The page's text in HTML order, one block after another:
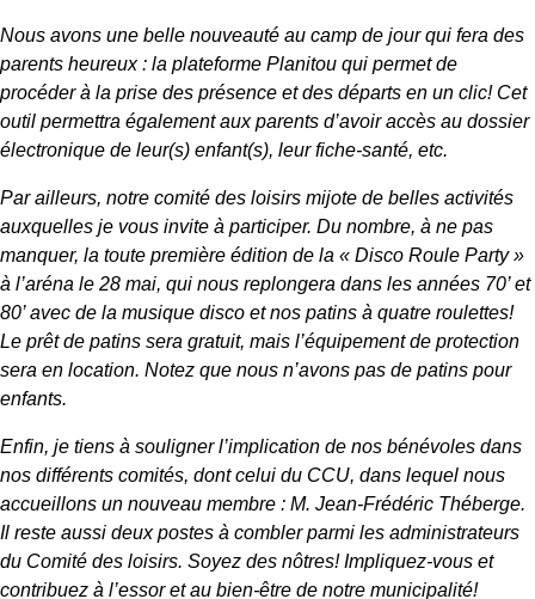
Nous avons une belle nouveauté au camp de jour qui fera des
parents heureux : la plateforme Planitou qui permet de
procéder à la prise des présence et des départs en un clic! Cet
outil permettra également aux parents d’avoir accès au dossier
électronique de leur(s) enfant(s), leur fiche-santé, etc.
Par ailleurs, notre comité des loisirs mijote de belles activités
auxquelles je vous invite à participer. Du nombre, à ne pas
manquer, la toute première édition de la « Disco Roule Party »
à l’aréna le 28 mai, qui nous replongera dans les années 70’ et
80’ avec de la musique disco et nos patins à quatre roulettes!
Le prêt de patins sera gratuit, mais l’équipement de protection
sera en location. Notez que nous n’avons pas de patins pour
enfants.
Enfin, je tiens à souligner l’implication de nos bénévoles dans
nos différents comités, dont celui du CCU, dans lequel nous
accueillons un nouveau membre : M. Jean-Frédéric Théberge.
Il reste aussi deux postes à combler parmi les administrateurs
du Comité des loisirs. Soyez des nôtres! Impliquez-vous et
contribuez à l’essor et au bien-être de notre municipalité!